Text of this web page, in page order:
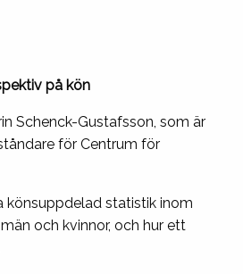
på kön
Schenck-Gustafsson, som är
för Centrum för
könsuppdelad statistik inom
och kvinnor, och hur ett